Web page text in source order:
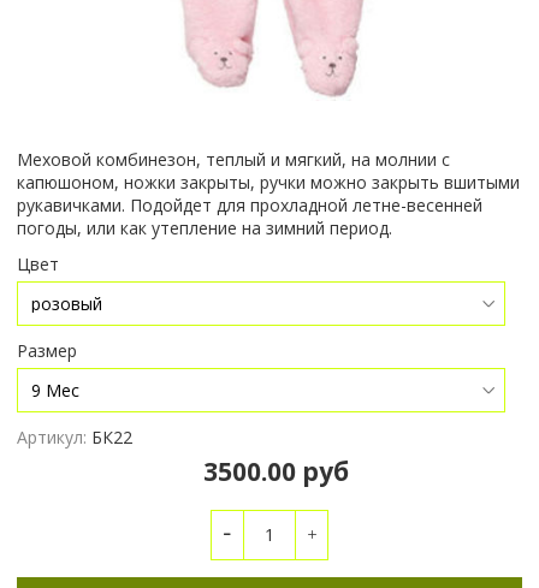
Меховой комбинезон, теплый и мягкий, на молнии с
капюшоном, ножки закрыты, ручки можно закрыть вшитыми
рукавичками. Подойдет для прохладной летне-весенней
погоды, или как утепление на зимний период.
Цвет
Размер
Артикул: БК22
3500.00 руб